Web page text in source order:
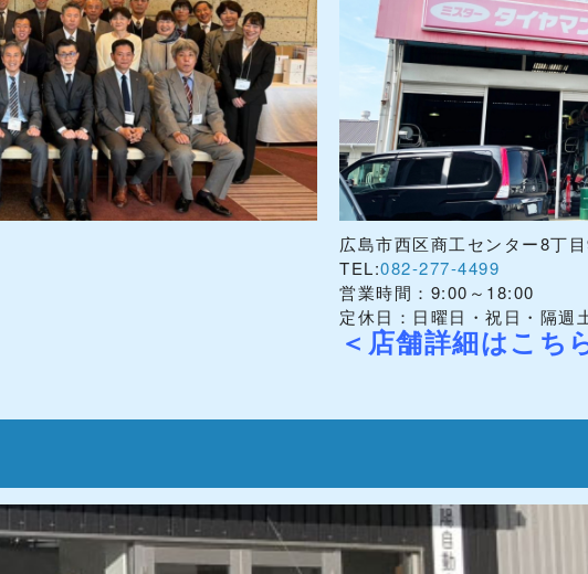
広島市西区商工センター8丁
TEL:082-277-4499
営業時間：9:00～18:00
定休日：日曜日・祝日・隔週
＜店舗詳細はこち